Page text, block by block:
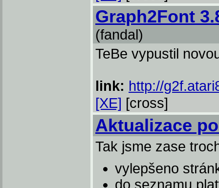
Graph2Font
(fandal)
TeBe vypustil
link: http://
[XE] [cross]
Aktualizace
Tak jsme zase
vylepšeno
do seznamu